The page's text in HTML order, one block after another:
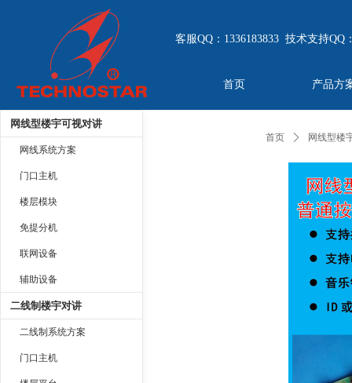
首页 产品方
客服QQ：1336183833 技术支持QQ
首页 ꄲ 网线型楼
网线型楼宇可视对讲
网线系统方案
门口主机
楼层模块
免提分机
联网设备
辅助设备
二线制楼宇对讲
二线制系统方案
门口主机